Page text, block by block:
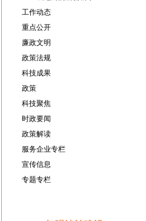
工作动态
重点公开
廉政文明
政策法规
科技成果
政策
科技聚焦
时政要闻
政策解读
服务企业专栏
宣传信息
专题专栏